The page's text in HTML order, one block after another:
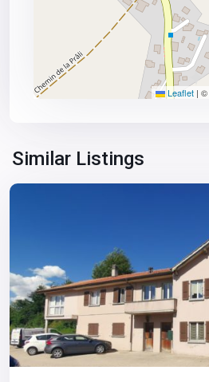
Leaflet | ©
Similar Listings
Fribourg
Mèzieres